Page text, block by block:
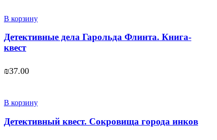
В корзину
Детективные дела Гарольда Флинта. Книга-
квест
₪37.00
В корзину
Детективный квест. Сокровища города инков